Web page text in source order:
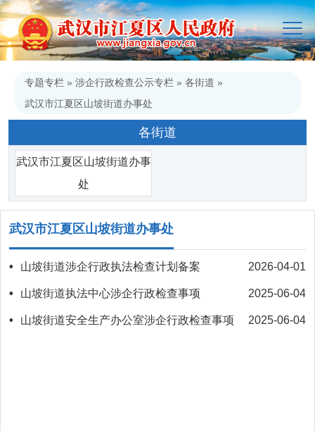
专题专栏 » 涉企行政检查公示专栏 » 各街道 »
武汉市江夏区山坡街道办事处
各街道
武汉市江夏区山坡街道办事
处
武汉市江夏区山坡街道办事处
2026-04-01
• 山坡街道涉企行政执法检查计划备案
2025-06-04
• 山坡街道执法中心涉企行政检查事项
2025-06-04
• 山坡街道安全生产办公室涉企行政检查事项